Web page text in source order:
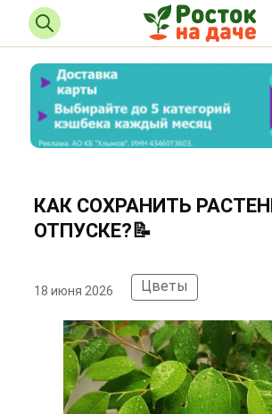
КАК СОХРАНИТЬ
ОТПУСКЕ?📝
18 июня 2026 Цветы